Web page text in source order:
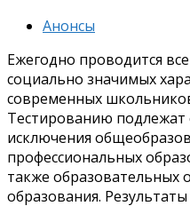
Анонсы
Ежегодно проводится
социально значимых
современных
Тестированию подлежат
исключения
профессиональных
также образовательных
образования.